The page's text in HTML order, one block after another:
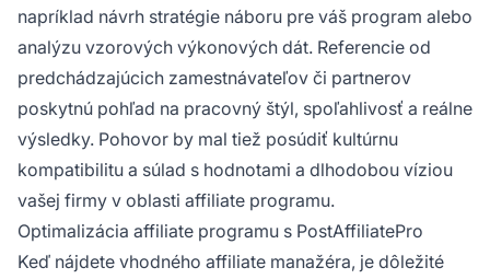
napríklad návrh stratégie náboru pre váš program alebo
analýzu vzorových výkonových dát. Referencie od
predchádzajúcich zamestnávateľov či partnerov
poskytnú pohľad na pracovný štýl, spoľahlivosť a reálne
výsledky. Pohovor by mal tiež posúdiť kultúrnu
kompatibilitu a súlad s hodnotami a dlhodobou víziou
vašej firmy v oblasti affiliate programu.
Optimalizácia affiliate programu s PostAffiliatePro
Keď nájdete vhodného affiliate manažéra, je dôležité